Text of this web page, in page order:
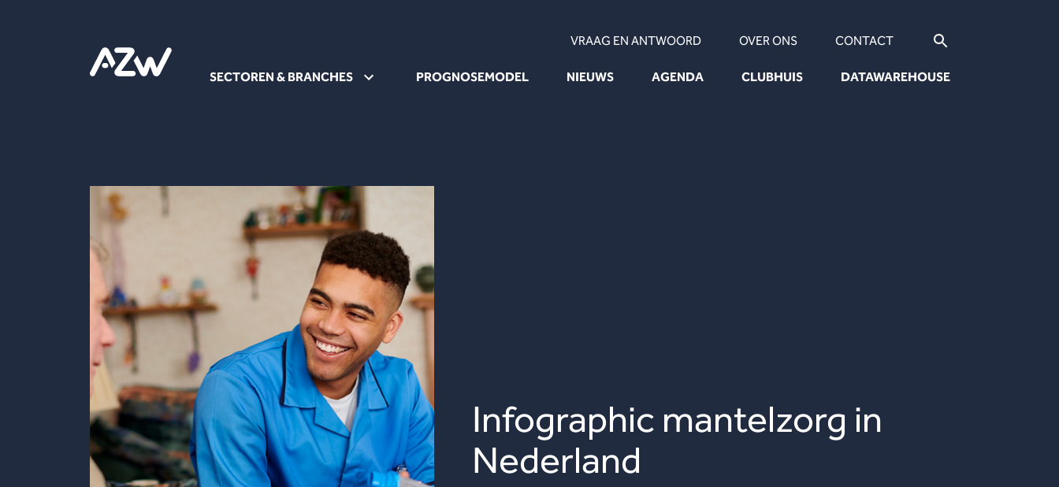
SECTOREN & BRANCHES PROGNOSEMODEL NIEUWS AGENDA CLUBHUIS DATAWAREHOUSE
VRAAG EN ANTWOORD OVER ONS CONTACT
Infographic mantelzorg in
Nederland